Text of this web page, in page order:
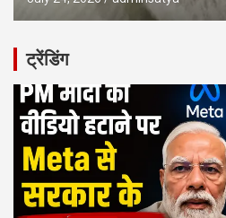
ट्रेंडिंग